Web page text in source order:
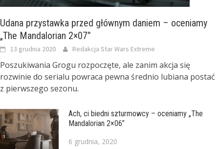
Udana przystawka przed głównym daniem – oceniamy
„The Mandalorian 2×07”
13 grudnia 2020 Redakcja Star Wars Extreme
Poszukiwania Grogu rozpoczęte, ale zanim akcja się
rozwinie do serialu powraca pewna średnio lubiana postać
z pierwszego sezonu.
Ach, ci biedni szturmowcy – oceniamy „The
Mandalorian 2×06”
6 grudnia, 2020